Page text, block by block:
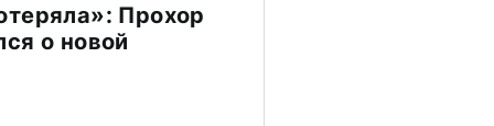
Прохор
о новой